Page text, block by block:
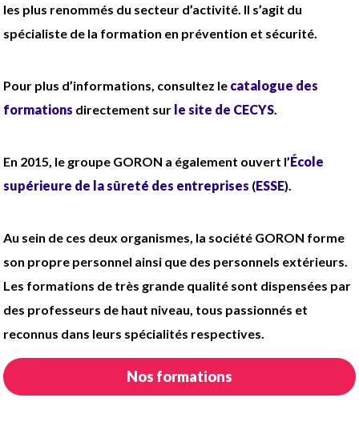
les plus renommés du secteur d’activité. Il s’agit du
spécialiste de la formation en prévention et sécurité.
Pour plus d’informations, consultez le catalogue des
formations directement sur le site de CECYS.
En 2015, le groupe GORON a également ouvert l’École
supérieure de la sûreté des entreprises (ESSE).
Au sein de ces deux organismes, la société GORON forme
son propre personnel ainsi que des personnels extérieurs.
Les formations de très grande qualité sont dispensées par
des professeurs de haut niveau, tous passionnés et
reconnus dans leurs spécialités respectives.
Nos formations